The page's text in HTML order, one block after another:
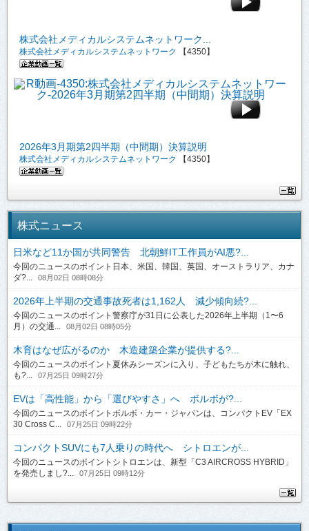
株式会社メディカルシステムネットワーク...
株式会社メディカルシステムネットワーク 【4350】
2026年3月期第2四半期（中間期）決算説明
株式会社メディカルシステムネットワーク 【4350】
株式ニュース
日米など11か国が共同警告 北朝鮮IT工作員がAI悪?...
今回のニュースのポイント日本、米国、韓国、英国、オーストラリア、カナ
ダ?...
08月02日 08時08分
2026年上半期の交通事故死者は1,162人 減少傾向続?...
今回のニュースのポイント警察庁が31日に公表した2026年上半期（1〜6
月）の交通...
08月02日 08時05分
木育はなぜ広がるのか 木造建築企業が提供する?...
今回のニュースのポイント夏休みシーズンに入り、子どもたちが木に触れ、
も?...
07月25日 09時27分
EVは「高性能」から「選びやすさ」へ ボルボが?...
今回のニュースのポイントボルボ・カー・ジャパンは、コンパクトEV「EX
30 Cross C...
07月25日 09時22分
コンパクトSUVにも7人乗りの時代へ シトロエンが...
今回のニュースのポイントシトロエンは、新型「C3 AIRCROSS HYBRID」
を発売しまし?...
07月25日 09時12分